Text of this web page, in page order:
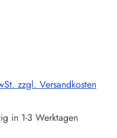
zzgl. Versandkosten
in 1-3 Werktagen